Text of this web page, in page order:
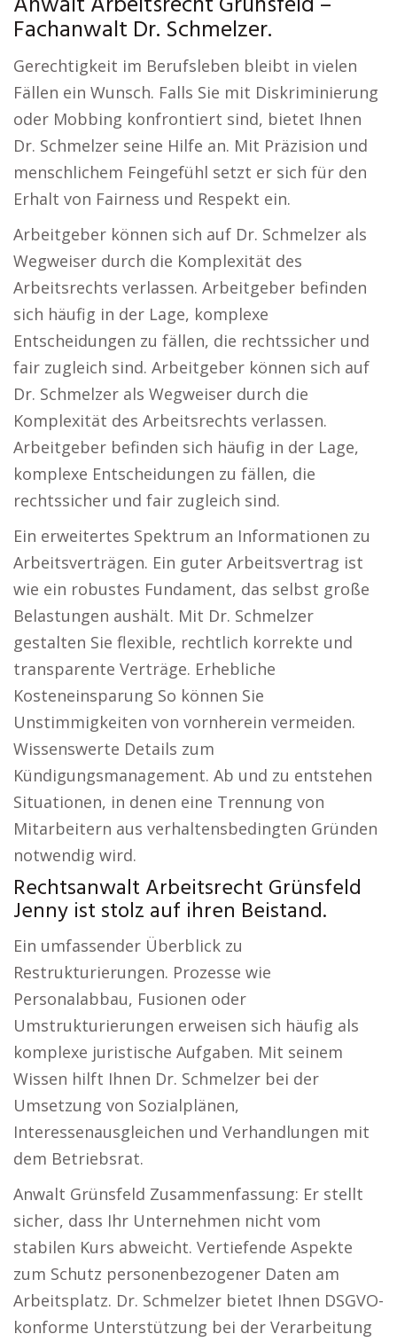
Fachanwalt Dr. Schmelzer.
Gerechtigkeit im Berufsleben bleibt in vielen
Fällen ein Wunsch. Falls Sie mit Diskriminierung
oder Mobbing konfrontiert sind, bietet Ihnen
Dr. Schmelzer seine Hilfe an. Mit Präzision und
menschlichem Feingefühl setzt er sich für den
Erhalt von Fairness und Respekt ein.
Arbeitgeber können sich auf Dr. Schmelzer als
Wegweiser durch die Komplexität des
Arbeitsrechts verlassen. Arbeitgeber befinden
sich häufig in der Lage, komplexe
Entscheidungen zu fällen, die rechtssicher und
fair zugleich sind. Arbeitgeber können sich auf
Dr. Schmelzer als Wegweiser durch die
Komplexität des Arbeitsrechts verlassen.
Arbeitgeber befinden sich häufig in der Lage,
komplexe Entscheidungen zu fällen, die
rechtssicher und fair zugleich sind.
Ein erweitertes Spektrum an Informationen zu
Arbeitsverträgen. Ein guter Arbeitsvertrag ist
wie ein robustes Fundament, das selbst große
Belastungen aushält. Mit Dr. Schmelzer
gestalten Sie flexible, rechtlich korrekte und
transparente Verträge. Erhebliche
Kosteneinsparung So können Sie
Unstimmigkeiten von vornherein vermeiden.
Wissenswerte Details zum
Kündigungsmanagement. Ab und zu entstehen
Situationen, in denen eine Trennung von
Mitarbeitern aus verhaltensbedingten Gründen
notwendig wird.
Rechtsanwalt Arbeitsrecht Grünsfeld
Jenny ist stolz auf ihren Beistand.
Ein umfassender Überblick zu
Restrukturierungen. Prozesse wie
Personalabbau, Fusionen oder
Umstrukturierungen erweisen sich häufig als
komplexe juristische Aufgaben. Mit seinem
Wissen hilft Ihnen Dr. Schmelzer bei der
Umsetzung von Sozialplänen,
Interessenausgleichen und Verhandlungen mit
dem Betriebsrat.
Anwalt Grünsfeld Zusammenfassung: Er stellt
sicher, dass Ihr Unternehmen nicht vom
stabilen Kurs abweicht. Vertiefende Aspekte
zum Schutz personenbezogener Daten am
Arbeitsplatz. Dr. Schmelzer bietet Ihnen DSGVO-
konforme Unterstützung bei der Verarbeitung